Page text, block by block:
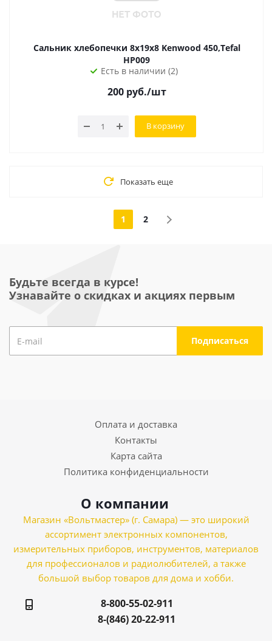
Сальник хлебопечки 8х19х8 Kenwood 450,Tefal
HP009
Есть в наличии (2)
200руб./шт
В корзину
Показать еще
1 2
Будьте всегда в курсе!
Узнавайте о скидках и акциях первым
Оплата и доставка
Контакты
Карта сайта
Политика конфиденциальности
О компании
Магазин «Вольтмастер» (г. Самара) — это широкий
ассортимент электронных компонентов,
измерительных приборов, инструментов, материалов
для профессионалов и радиолюбителей, а также
большой выбор товаров для дома и хобби.
8-800-55-02-911
8-(846) 20-22-911